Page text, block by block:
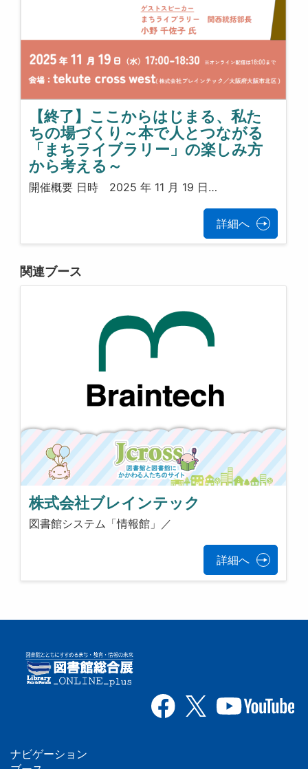
【終了】ここからはじまる、私た
ちの場づくり～本で人とつながる
「まちライブラリー」の楽しみ方
から考える～
開催概要 日時 2025 年 11 月 19 日…
詳細へ
関連ブース
株式会社ブレインテック
図書館システム「情報館」／
詳細へ
ナビゲーション